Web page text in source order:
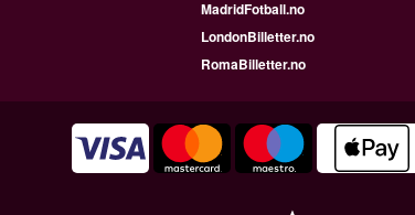
MadridFotball.no
LondonBilletter.no
RomaBilletter.no